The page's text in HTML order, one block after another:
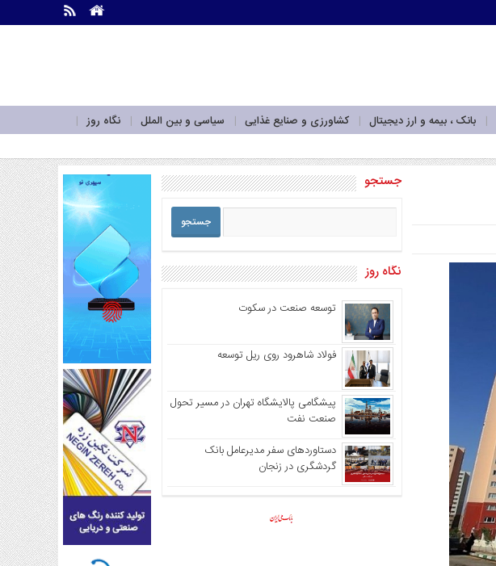
بانک ، بیمه و ارز دیجیتال کشاورزی و صنایع غذایی سیاسی و بین الملل
نگاه روز
جستجو
نگاه روز
توسعه صنعت در سکوت
فولاد شاهرود روی ریل توسعه
پیشگامی پالایشگاه تهران در مسیر تحول
صنعت نفت
دستاوردهای سفر مدیرعامل بانک
گردشگری در زنجان